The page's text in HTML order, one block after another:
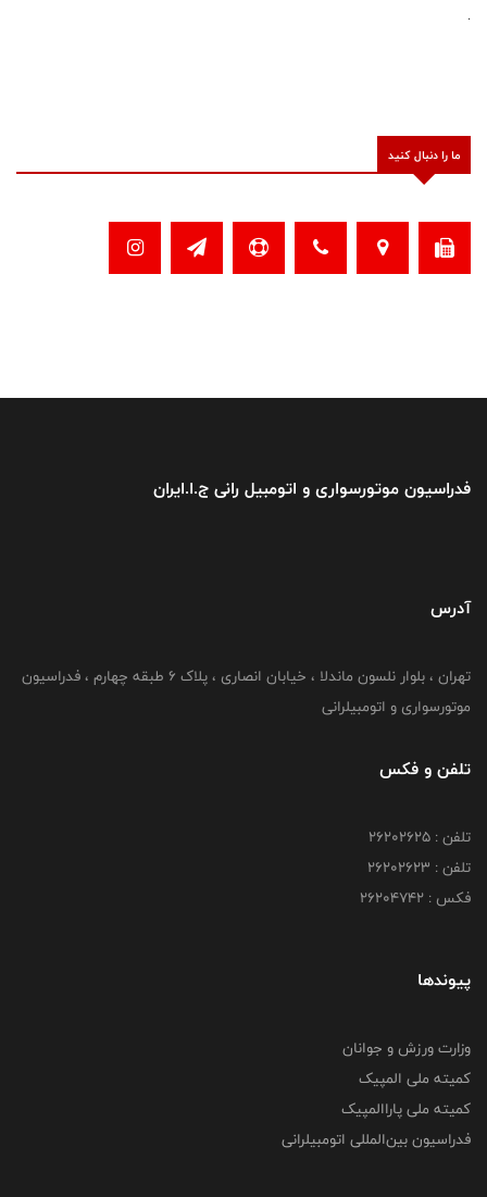
.
ما را دنبال کنید
فدراسیون موتورسواری و اتومبیل رانی ج.ا.ایران
آدرس
تهران ، بلوار نلسون ماندلا ، خیابان انصاری ، پلاک ۶ طبقه چهارم ، فدراسیون
موتورسواری و اتومبیلرانی
تلفن و فکس
تلفن : ۲۶۲۰۲۶۲۵
تلفن : ۲۶۲۰۲۶۲۳
فکس : ۲۶۲۰۴۷۴۲
پیوندها
وزارت ورزش و جوانان
کمیته ملی المپیک
کمیته ملی پاراالمپیک
فدراسیون بین‌المللی اتومبیلرانی